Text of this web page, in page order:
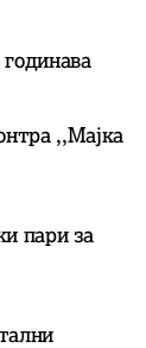
,,Мајка
пари за